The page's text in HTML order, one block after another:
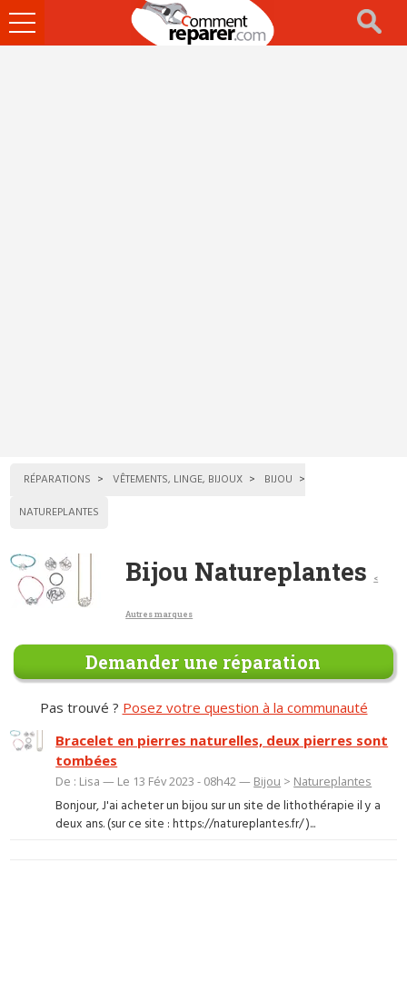
Ouvrir
le
RÉPARATIONS VÊTEMENTS, LINGE, BIJOUX
BIJOU
NATUREPLANTES
Bijou Natureplantes <
Autres marques
Demander une réparation
Pas trouvé ? Posez votre question à la communauté
Bracelet en pierres naturelles, deux pierres sont
tombées
De : Lisa — Le 13 Fév 2023 - 08h42 — Bijou > Natureplantes
Bonjour, J'ai acheter un bijou sur un site de lithothérapie il y a
deux ans. (sur ce site : https://natureplantes.fr/ )...